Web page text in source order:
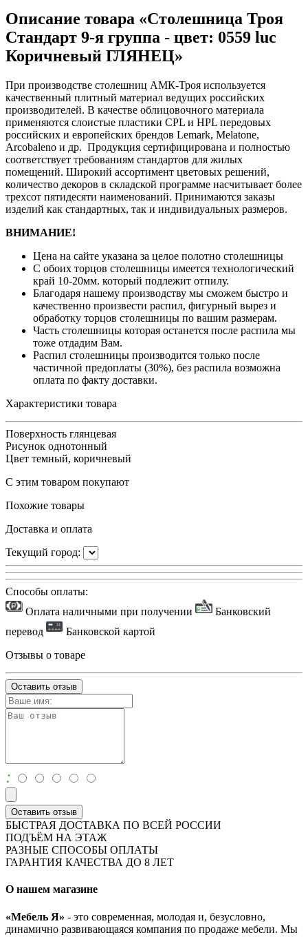
Описание товара «Столешница Троя
Стандарт 9-я группа - цвет: 0559 luc
Коричневый ГЛЯНЕЦ»
При производстве столешниц АМК-Троя используется
качественный плитный материал ведущих российских
производителей. В качестве облицовочного материала
применяются слоистые пластики CPL и HPL передовых
российских и европейских брендов Lemark, Melatone,
Arcobaleno и др. Продукция сертифицирована и полностью
соответствует требованиям стандартов для жилых
помещений. Широкий ассортимент цветовых решений,
количество декоров в складской программе насчитывает более
трехсот пятидесяти наименований. Принимаются заказы
изделий как стандартных, так и индивидуальных размеров.
ВНИМАНИЕ!
Цена на сайте указана за целое полотно столешницы
С обоих торцов столешницы имеется технологический
край 10-20мм. который подлежит отпилу.
Благодаря нашему производству мы сможем быстро и
качественно произвести распил, фигурный вырез и
обработку торцов столешницы по вашим размерам.
Часть столешницы которая останется после распила мы
тоже отдадим Вам.
Распил столешницы производится только после
частичной предоплаты (30%), без распила возможна
оплата по факту доставки.
Характеристики товара
Поверхность глянцевая
Рисунок однотонный
Цвет темный, коричневый
С этим товаром покупают
Похожие товары
Доставка и оплата
Текущий город:
Способы оплаты:
Оплата наличными при получении
Банковский
перевод
Банковской картой
Отзывы о товаре
Оставить отзыв
:
Оставить отзыв
БЫСТРАЯ ДОСТАВКА ПО ВСЕЙ РОССИИ
ПОДЪЁМ НА ЭТАЖ
РАЗНЫЕ СПОСОБЫ ОПЛАТЫ
ГАРАНТИЯ КАЧЕСТВА ДО 8 ЛЕТ
О нашем магазине
«Мебель Я» - это современная, молодая и, безусловно,
динамично развивающаяся компания по продаже мебели. Мы